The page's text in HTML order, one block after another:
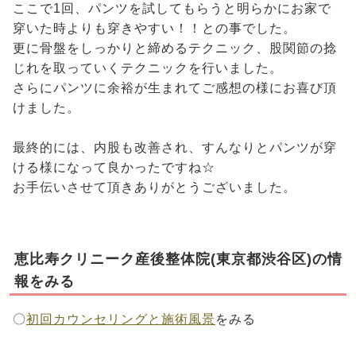
ここで1回、パンツを試してもらうと明らかにお家で
穿いた時よりも穿きやすい！！との事でした。
更に骨盤をしっかりと締めるテクニック、股関節の捻
じれを取っていくテクニックを行いました。
さらにパンツに余裕が生まれてご感想の様にお喜び頂
けました。
最終的には、内股も改善され、すんなりとパンツが穿
ける様になって良かったですね☆
お手伝いさせて頂きありがとうございました。
恵比寿クリニーク産後整体院(東京都渋谷区)の情
報をみる
〇初回カウンセリングと施術風景をみる